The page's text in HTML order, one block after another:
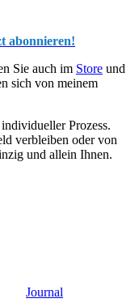
abonnieren!
Sie auch im Store und
sich von meinem
Prozess.
verbleiben oder von
und allein Ihnen.
Journal